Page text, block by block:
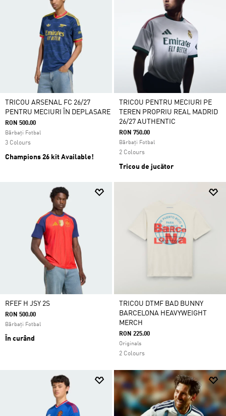
TRICOU ARSENAL FC 26/27
PENTRU MECIURI ÎN DEPLASARE
RON 500.00
Bărbați Fotbal
3 Colours
Champions 26 kit Available!
TRICOU PENTRU MECIURI PE
TEREN PROPRIU REAL MADRID
26/27 AUTHENTIC
RON 750.00
Bărbați Fotbal
2 Colours
Tricou de jucător
RFEF H JSY 2S
RON 500.00
Bărbați Fotbal
În curând
TRICOU DTMF BAD BUNNY
BARCELONA HEAVYWEIGHT
MERCH
RON 225.00
Originals
2 Colours